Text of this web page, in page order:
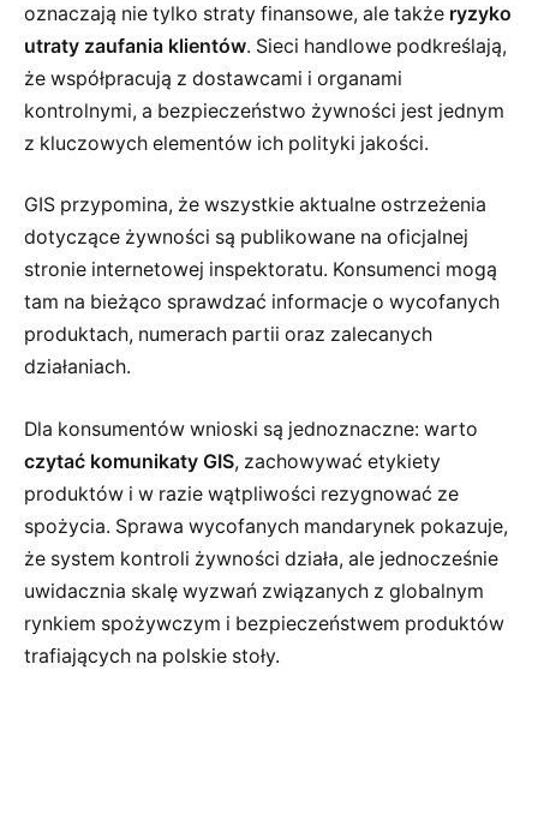
oznaczają nie tylko straty finansowe, ale także ryzyko
utraty zaufania klientów. Sieci handlowe podkreślają,
że współpracują z dostawcami i organami
kontrolnymi, a bezpieczeństwo żywności jest jednym
z kluczowych elementów ich polityki jakości.
GIS przypomina, że wszystkie aktualne ostrzeżenia
dotyczące żywności są publikowane na oficjalnej
stronie internetowej inspektoratu. Konsumenci mogą
tam na bieżąco sprawdzać informacje o wycofanych
produktach, numerach partii oraz zalecanych
działaniach.
Dla konsumentów wnioski są jednoznaczne: warto
czytać komunikaty GIS, zachowywać etykiety
produktów i w razie wątpliwości rezygnować ze
spożycia. Sprawa wycofanych mandarynek pokazuje,
że system kontroli żywności działa, ale jednocześnie
uwidacznia skalę wyzwań związanych z globalnym
rynkiem spożywczym i bezpieczeństwem produktów
trafiających na polskie stoły.